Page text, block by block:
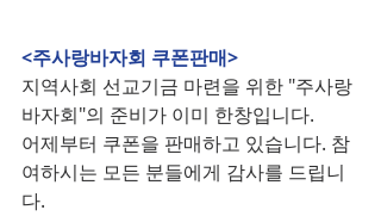
<주사랑바자회 쿠폰판매>
지역사회 선교기금 마련을 위한 "주사랑
바자회"의 준비가 이미 한창입니다.
어제부터 쿠폰을 판매하고 있습니다. 참
여하시는 모든 분들에게 감사를 드립니
다.